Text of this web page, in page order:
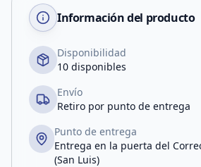
Información del producto
Disponibilidad
10 disponibles
Envío
Retiro por punto de entrega
Punto de entrega
Entrega en la puerta del
(San Luis)